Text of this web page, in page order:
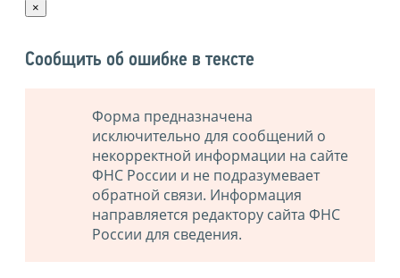
×
Сообщить об ошибке в тексте
Форма предназначена
исключительно для сообщений о
некорректной информации на сайте
ФНС России и не подразумевает
обратной связи. Информация
направляется редактору сайта ФНС
России для сведения.